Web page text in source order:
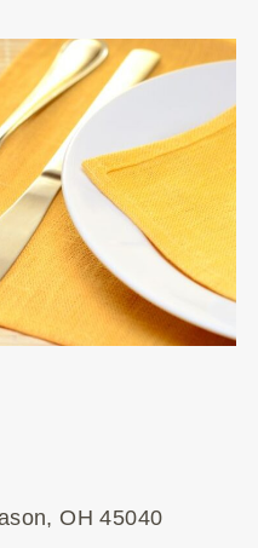
OH 45040